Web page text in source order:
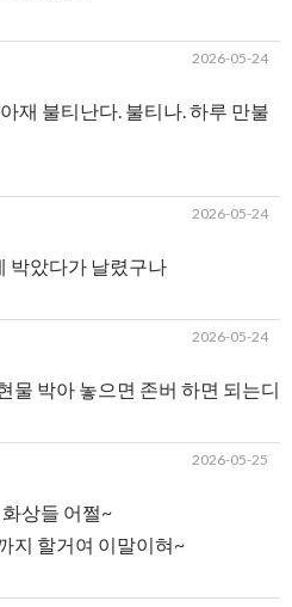
2026-05-24
재 불티난다. 불티나. 하루 만불
2026-05-24
박았다가 날렸구나
2026-05-24
물 박아 놓으면 존버 하면 되는디
2026-05-25
상들 어쩔~
지 할거여 이말이혀~